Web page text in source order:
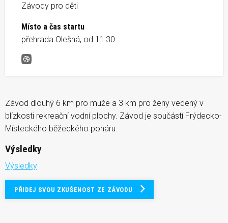
Závody pro děti
Místo a čas startu
přehrada Olešná, od 11:30
Běh okolo Olešné
Závod dlouhý 6 km pro muže a 3 km pro ženy vedený v
blízkosti rekreační vodní plochy. Závod je součástí Frýdecko-
Místeckého běžeckého poháru.
Výsledky
Výsledky
PŘIDEJ SVOU ZKUŠENOST ZE ZÁVODU